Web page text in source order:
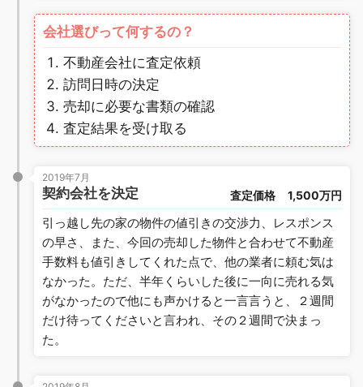
会社選びって何するの？
不動産会社に査定依頼
訪問日時の決定
売却に必要な書類の確認
査定結果を受け取る
2019年7月
契約会社を決定 査定価格 1,500万円
引っ越し先の家の物件の値引きの交渉力、レスポンス
の早さ、また、今回の売却した物件と合わせて不動産
手数料も値引きしてくれた点で、他の業者に頼む気は
なかった。ただ、半年くらいした後に一向に売れる気
がなかったので他にも声かけると一言言うと、２週間
だけ待ってくださいと言われ、その２週間で決まっ
た。